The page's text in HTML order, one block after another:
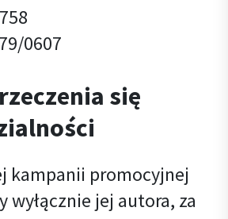
0607
się
kampanii promocyjnej
wyłącznie jej autora, za